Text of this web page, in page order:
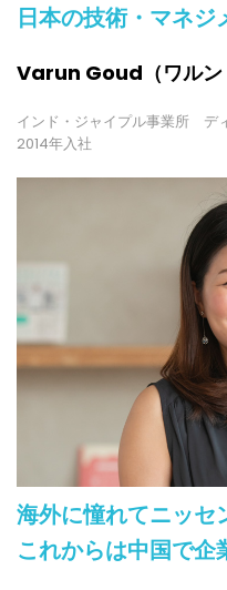
日本の技術・マネジ
Varun Goud（ワルン
インド・ジャイプル事業所 デ
2014年入社
海外に憧れてニッセ
これからは中国で企